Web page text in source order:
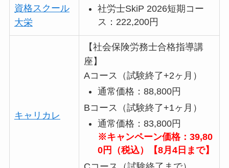
資格スクール
大栄
社労士SkiP 2026短期コー
ス：222,200円
キャリカレ
【社会保険労務士合格指導講
座】
Aコース（試験終了+2ヶ月）
通常価格：88,800円
Bコース（試験終了+1ヶ月）
通常価格：83,800円
※キャンペーン価格：39,80
0円（税込）【8月4日まで】